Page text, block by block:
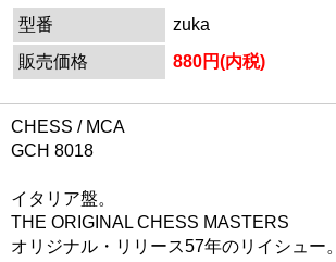
型番
zuka
販売価格
880円(内税)
CHESS / MCA
GCH 8018
イタリア盤。
THE ORIGINAL CHESS MASTERS
オリジナル・リリース57年のリイシュー。